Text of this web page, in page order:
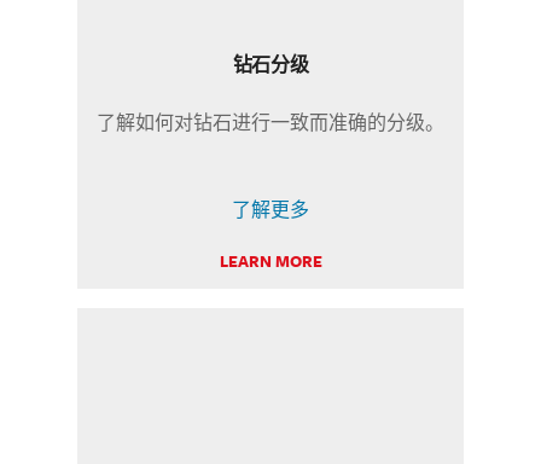
钻石分级
了解如何对钻石进行一致而准确的分级。
了解更多
LEARN MORE